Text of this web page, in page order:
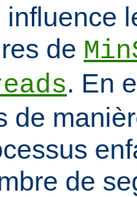
de
. En
de
de